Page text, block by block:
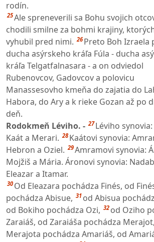
rodín.
25Ale spreneverili sa Bohu svojich
chodili smilne za bohmi krajiny,
vyhubil pred nimi. 26 Preto Boh Izraela
ducha asýrskeho kráľa Fúla - ducha
kráľa Telgatfalnasara - a on odviedol
Rubenovcov, Gadovcov a polovicu
Manassesovho kmeňa do zajatia do
Habora, do Ary a k rieke Gozan až po
deň.
Rodokmeň Léviho. - 27 Léviho
Kaát a Merari. 28 Kaátovi synovia:
Hebron a Oziel. 29Amramovi synovia:
Mojžiš a Mária. Áronovi synovia:
Eleazar a Itamar.
30 Od Eleazara pochádza Finés, od
pochádza Abisue, 31 od Abisua
od Bokiho pochádza Ozi, 32 od Oziho
Zaraiáš, od Zaraiáša pochádza Merajot,
Merajota pochádza Amariáš, od